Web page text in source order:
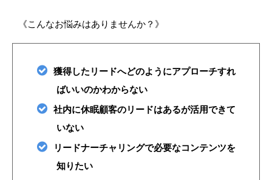
《こんなお悩みはありませんか？》
獲得したリードへどのようにアプローチすれ
ばいいのかわからない
社内に休眠顧客のリードはあるが活用できて
いない
リードナーチャリングで必要なコンテンツを
知りたい